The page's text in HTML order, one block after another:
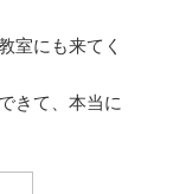
室にも来てく
きて、本当に